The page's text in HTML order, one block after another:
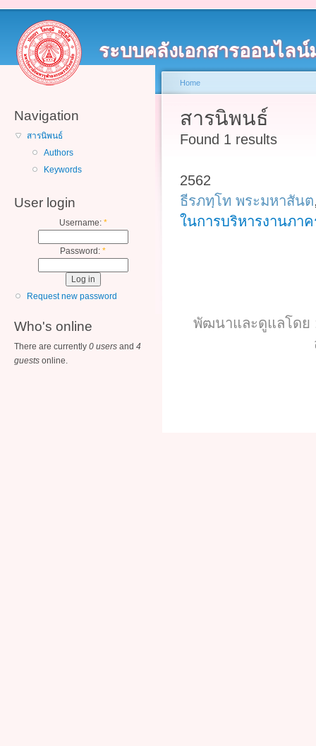
ระบบคลังเอกสารออนไล
Navigation
สารนิพนธ์
Authors
Keywords
User login
Username: *
Password: *
Request new password
Who's online
There are currently 0 users and 4
guests online.
Home
สารนิพนธ์
Found 1 results
2562
ธีรภทฺโท พระมหาสันต
ในการบริหารงานภา
พัฒนาและดูแลโดย